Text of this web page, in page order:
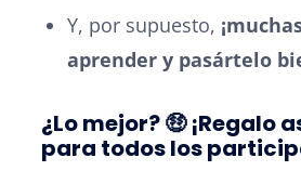
Y, por supuesto,
aprender y pasártelo
¿Lo mejor? 🤑 ¡Regalo
para todos los